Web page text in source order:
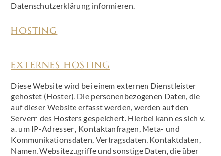
Datenschutzerklärung informieren.
HOSTING
EXTERNES HOSTING
Diese Website wird bei einem externen Dienstleister
gehostet (Hoster). Die personenbezogenen Daten, die
auf dieser Website erfasst werden, werden auf den
Servern des Hosters gespeichert. Hierbei kann es sich v.
a. um IP-Adressen, Kontaktanfragen, Meta- und
Kommunikationsdaten, Vertragsdaten, Kontaktdaten,
Namen, Websitezugriffe und sonstige Daten, die über